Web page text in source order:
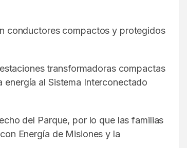
conductores compactos y protegidos
transformadoras compactas
al Sistema Interconectado
del Parque, por lo que las familias
Energía de Misiones y la